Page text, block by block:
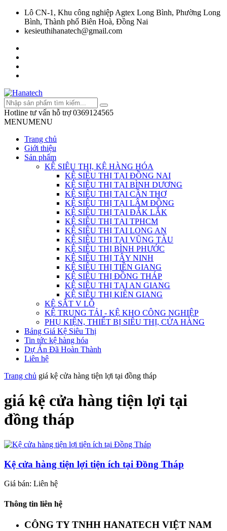
Lô CN-1, Khu công nghiệp Agtex Long Bình, Phường Long
Bình, Thành phố Biên Hoà, Đồng Nai
kesieuthihanatech@gmail.com
Hotline tư vấn hỗ trợ 0369124565
MENUMENU
Trang chủ
Giới thiệu
Sản phẩm
KỆ SIÊU THỊ, KỆ HÀNG HÓA
KỆ SIÊU THỊ TẠI ĐỒNG NAI
KỆ SIÊU THỊ TẠI BÌNH DƯƠNG
KỆ SIÊU THỊ TẠI CẦN THƠ
KỆ SIÊU THỊ TẠI LÂM ĐỒNG
KỆ SIÊU THỊ TẠI ĐẮK LẮK
KỆ SIÊU THỊ TẠI TPHCM
KỆ SIÊU THỊ TẠI LONG AN
KỆ SIÊU THỊ TẠI VŨNG TÀU
KỆ SIÊU THỊ BÌNH PHƯỚC
KỆ SIÊU THỊ TÂY NINH
KỆ SIÊU THỊ TIỀN GIANG
KỆ SIÊU THỊ ĐỒNG THÁP
KỆ SIÊU THỊ TẠI AN GIANG
KỆ SIÊU THỊ KIÊN GIANG
KỆ SẮT V LỖ
KỆ TRUNG TẢI - KỆ KHO CÔNG NGHIỆP
PHỤ KIỆN, THIẾT BỊ SIÊU THỊ, CỬA HÀNG
Bảng Giá Kệ Siêu Thị
Tin tức kệ hàng hóa
Dự Án Đã Hoàn Thành
Liên hệ
Trang chủ giá kệ cửa hàng tiện lợi tại đồng tháp
giá kệ cửa hàng tiện lợi tại
đồng tháp
Kệ cửa hàng tiện lợi tiện ích tại Đồng Tháp
Giá bán: Liên hệ
Thông tin liên hệ
CÔNG TY TNHH HANATECH VIỆT NAM